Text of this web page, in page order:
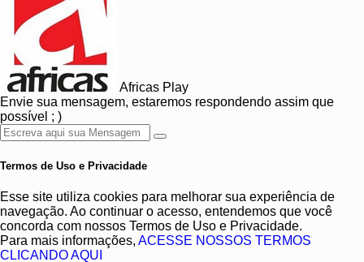
Africas Play
Envie sua mensagem, estaremos respondendo assim que
possível ; )
Termos de Uso e Privacidade
Esse site utiliza cookies para melhorar sua experiência de
navegação. Ao continuar o acesso, entendemos que você
concorda com nossos Termos de Uso e Privacidade.
Para mais informações, ACESSE NOSSOS TERMOS
CLICANDO AQUI